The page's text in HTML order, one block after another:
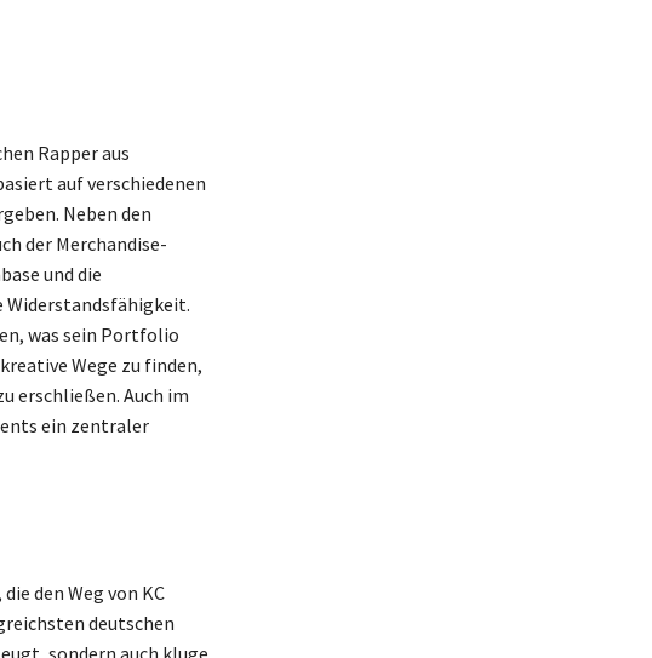
Rapper aus
auf verschiedenen
Neben den
der Merchandise-
und die
was sein Portfolio
Wege zu finden,
erschließen. Auch im
ein zentraler
den Weg von KC
deutschen